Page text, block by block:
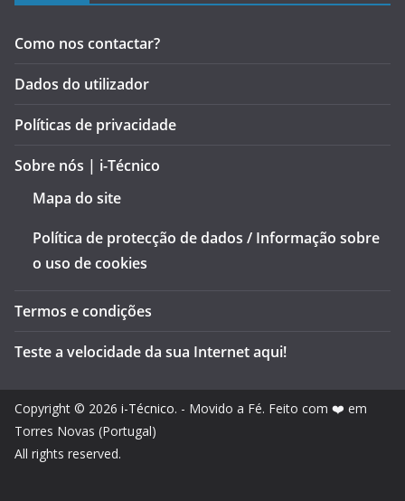
Como nos contactar?
Dados do utilizador
Políticas de privacidade
Sobre nós | i-Técnico
Mapa do site
Política de protecção de dados / Informação sobre
o uso de cookies
Termos e condições
Teste a velocidade da sua Internet aqui!
Copyright © 2026 i-Técnico. - Movido a Fé. Feito com ❤️ em
Torres Novas (Portugal)
All rights reserved.